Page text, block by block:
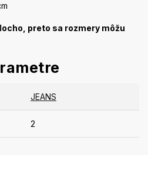
preto sa rozmery môžu
JEANS
2